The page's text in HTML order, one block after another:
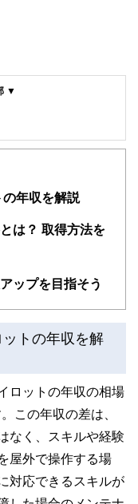
▼
に関する記事を、日々
かりやすく発信していま
する書籍・雑誌の編集経
掲載まですべての工程に
シャルプランナー、弁
続診断士、住宅ローンア
会計士、社会保険労務
ャリアコンサルタントな
監修者として迎え、むず
と金融や経済に精通した
くことで、内容のわかり
のあるコンテンツと確か
イデアを提供するお金の
年収を解説
は？ 取得方法を
ップを目指そう
トの年収を解
ロットの年収の相場
この年収の差は、
なく、スキルや経験
屋外で操作する場
対応できるスキルが